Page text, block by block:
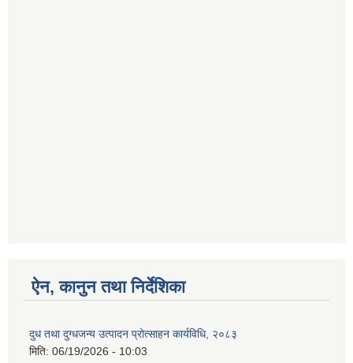
ऐन, कानुन तथा निर्देशिका
दुध तथा दुग्धजन्य उत्पादन प्रोत्साहन कार्यविधि, २०८३
मिति: 06/19/2026 - 10:03